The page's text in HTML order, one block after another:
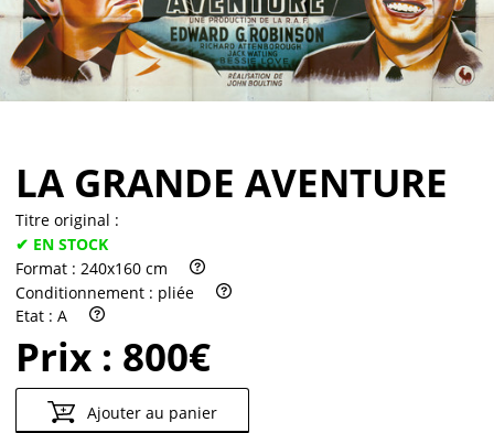
Vendre
LA GRANDE AVENTURE
Titre original :
✔ EN STOCK
Format : 240x160 cm
Conditionnement : pliée
Etat : A
Prix : 800€
Ajouter au panier